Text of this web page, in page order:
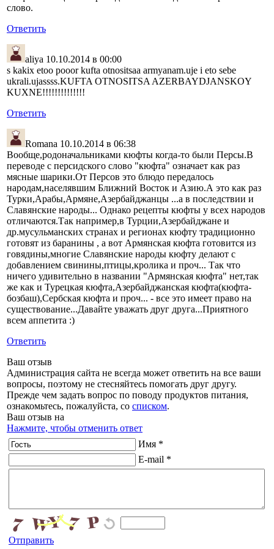
слово.
Ответить
aliya 10.10.2014 в 00:00
s kakix etoo pooor kufta otnositsaa armyanam.uje i eto sebe
ukrali.ujassss.KUFTA OTNOSITSA AZERBAYDJANSKOY
KUXNE!!!!!!!!!!!!!!
Ответить
Romana 10.10.2014 в 06:38
Вообще,родоначальниками кюфты когда-то были Персы.В
переводе с персидского слово "кюфта" означает как раз
мясные шарики.От Персов это блюдо передалось
народам,населявшим Ближний Восток и Азию.А это как раз
Турки,Арабы,Армяне,Азербайджанцы ...а в последствии и
Славянские народы... Однако рецепты кюфты у всех народов
отличаются.Так например,в Турции,Азербайджане и
др.мусульманских странах и регионах кюфту традиционно
готовят из баранины , а вот Армянская кюфта готовится из
говядины,многие Славянские народы кюфту делают с
добавлением свинины,птицы,кролика и проч... Так что
ничего удивительно в названии "Армянская кюфта" нет,так
же как и Турецкая кюфта,Азербайджанская кюфта(кюфта-
бозбаш),Сербская кюфта и проч... - все это имеет право на
существование...Давайте уважать друг друга...Приятного
всем аппетита :)
Ответить
Ваш отзыв
Администрация сайта не всегда может ответить на все ваши
вопросы, поэтому не стесняйтесь помогать друг другу.
Прежде чем задать вопрос по поводу продуктов питания,
ознакомьтесь, пожалуйста, со списком.
Ваш отзыв на
Нажмите, чтобы отменить ответ
Имя *
E-mail *
Отправить